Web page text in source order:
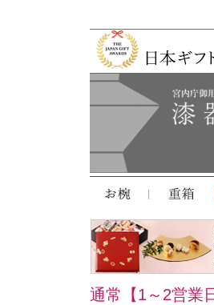
通常【1～2営業